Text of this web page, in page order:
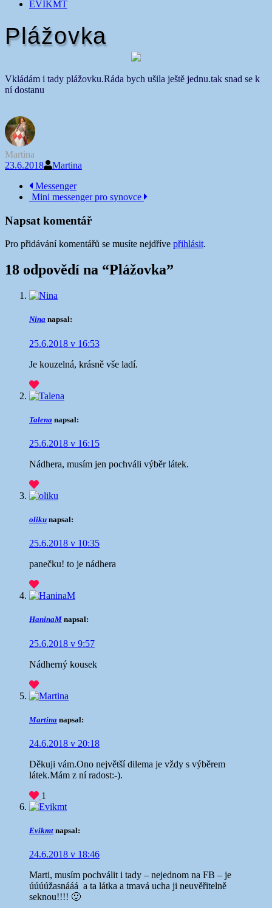
EVIKMT
Plážovka
Vkládám i tady plážovku.Ráda bych ušila ještě jednu.tak snad se k
ní dostanu
Martina
23.6.2018
Martina
Navigace
příspěvku
Messenger
Mini messenger pro synovce
Napsat komentář
Pro přidávání komentářů se musíte nejdříve přihlásit.
18 odpovědí na “Plážovka”
Nina napsal:
25.6.2018 v 16:53
Je kouzelná, krásně vše ladí.
Talena napsal:
25.6.2018 v 16:15
Nádhera, musím jen pochváli výběr látek.
oliku napsal:
25.6.2018 v 10:35
panečku! to je nádhera
HaninaM napsal:
25.6.2018 v 9:57
Nádherný kousek
Martina napsal:
24.6.2018 v 20:18
Děkuji vám.Ono největší dilema je vždy s výběrem
látek.Mám z ní radost:-).
1
Evikmt napsal:
24.6.2018 v 18:46
Marti, musím pochválit i tady – nejednom na FB – je
úúúúžasnááá a ta látka a tmavá ucha ji neuvěřitelně
seknou!!!! 🙂